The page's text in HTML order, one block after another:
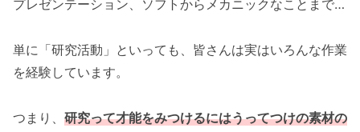
プレゼンテーション、ソフトからメカニックなことまで…
単に「研究活動」といっても、皆さんは実はいろんな作業
を経験しています。
つまり、 研究って才能をみつけるにはうってつけの素材の